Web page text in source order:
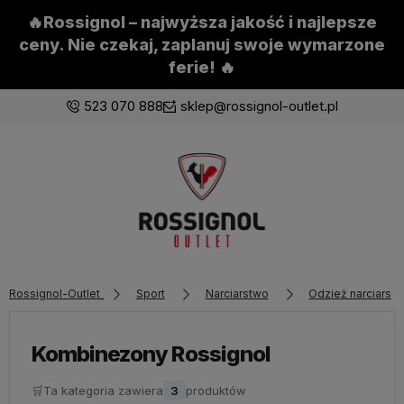
🔥Rossignol – najwyższa jakość i najlepsze
ceny. Nie czekaj, zaplanuj swoje wymarzone
ferie! 🔥
523 070 888 sklep@rossignol-outlet.pl
Zaloguj się
Załóż konto
z poprzedniej sesji.
Rossignol-Outlet Sport Narciarstwo Odzież narciarska
Kombinezony Rossignol
🛒Ta kategoria zawiera 3 produktów